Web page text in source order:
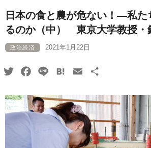
日本の食と農が危ない！―私た
るのか（中） 東京大学教授・
政治経済 2021年1月22日
TwitterFacebook
Line HatenaEmail